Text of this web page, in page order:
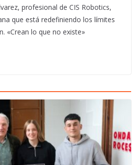
profesional de CIS Robotics,
que está redefiniendo los límites
«Crean lo que no existe»